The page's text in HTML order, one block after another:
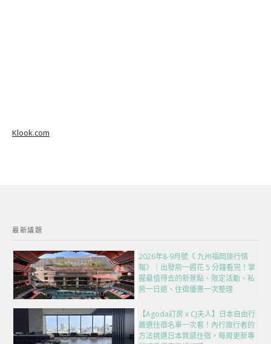
Klook.com
最新議題
2026年8-9月號《 九州福岡旅行情
報》｜出發前一週花 5 分鐘看完！掌
握最值得去的新景點、限定活動、私
房一日遊、住宿優惠一次整理
【Agoda訂房 x CJ夫人】日本自由行
嚴選住宿名單一次看！內行旅行者的
方法挑選日本質感住宿，每周更新專